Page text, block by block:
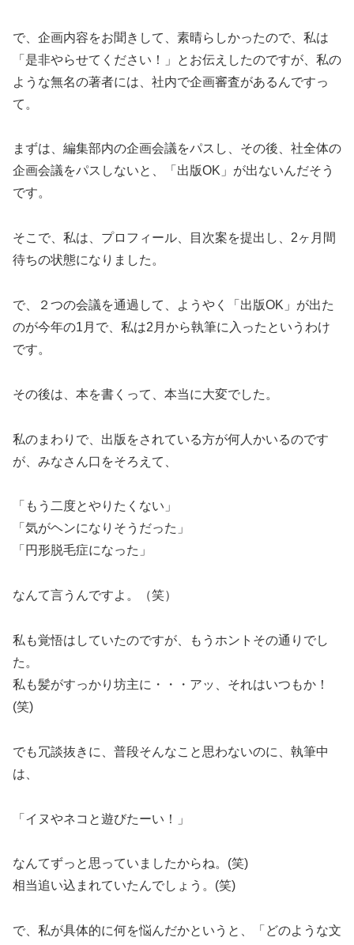
で、企画内容をお聞きして、素晴らしかったので、私は
「是非やらせてください！」とお伝えしたのですが、私の
ような無名の著者には、社内で企画審査があるんですっ
て。
まずは、編集部内の企画会議をパスし、その後、社全体の
企画会議をパスしないと、「出版OK」が出ないんだそう
です。
そこで、私は、プロフィール、目次案を提出し、2ヶ月間
待ちの状態になりました。
で、２つの会議を通過して、ようやく「出版OK」が出た
のが今年の1月で、私は2月から執筆に入ったというわけ
です。
その後は、本を書くって、本当に大変でした。
私のまわりで、出版をされている方が何人かいるのです
が、みなさん口をそろえて、
「もう二度とやりたくない」
「気がヘンになりそうだった」
「円形脱毛症になった」
なんて言うんですよ。（笑）
私も覚悟はしていたのですが、もうホントその通りでし
た。
私も髪がすっかり坊主に・・・アッ、それはいつもか！
(笑)
でも冗談抜きに、普段そんなこと思わないのに、執筆中
は、
「イヌやネコと遊びたーい！」
なんてずっと思っていましたからね。(笑)
相当追い込まれていたんでしょう。(笑)
で、私が具体的に何を悩んだかというと、「どのような文